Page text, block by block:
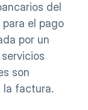
del
el pago
por un
son
la factura.